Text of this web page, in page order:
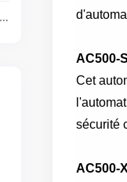
AC500-
Cet
sécurité
AC500-